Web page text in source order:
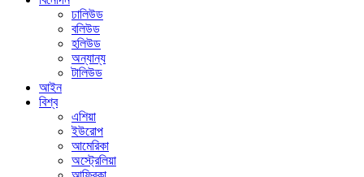
ঢালিউড
বলিউড
হলিউড
অন্যান্য
টালিউড
আইন
বিশ্ব
এশিয়া
ইউরোপ
আমেরিকা
অস্ট্রেলিয়া